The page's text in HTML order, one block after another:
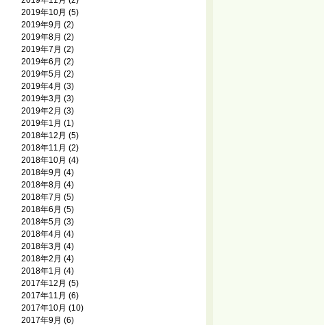
2019年10月 (5)
2019年9月 (2)
2019年8月 (2)
2019年7月 (2)
2019年6月 (2)
2019年5月 (2)
2019年4月 (3)
2019年3月 (3)
2019年2月 (3)
2019年1月 (1)
2018年12月 (5)
2018年11月 (2)
2018年10月 (4)
2018年9月 (4)
2018年8月 (4)
2018年7月 (5)
2018年6月 (5)
2018年5月 (3)
2018年4月 (4)
2018年3月 (4)
2018年2月 (4)
2018年1月 (4)
2017年12月 (5)
2017年11月 (6)
2017年10月 (10)
2017年9月 (6)